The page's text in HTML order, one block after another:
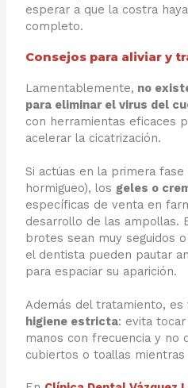
esperar a que la costra
completo.
Consejos para aliviar y
Lamentablemente, no
para eliminar el virus del
con herramientas eficaces
acelerar la cicatrización.
Si actúas en la primera
hormigueo), los geles o
específicas de venta en
desarrollo de las ampollas.
brotes sean muy seguidos
el dentista pueden pautar
para espaciar su aparición.
Además del tratamiento, es
higiene estricta: evita
manos con frecuencia y no
cubiertos o toallas